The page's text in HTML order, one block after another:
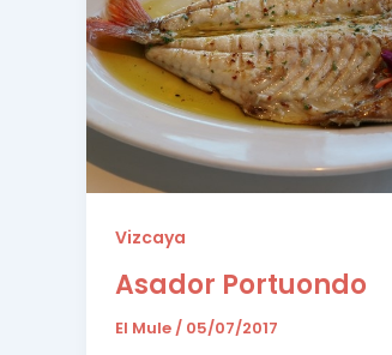
Vizcaya
Asador Portuondo
El Mule/ 05/07/2017